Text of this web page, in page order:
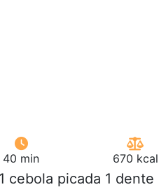
40 min 670 kcal
cebola picada 1 dente